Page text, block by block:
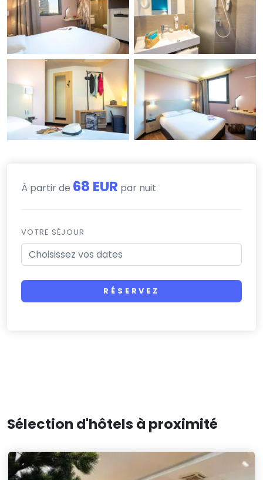
À partir de 68 EUR par nuit
VOTRE SÉJOUR
RÉSERVEZ
Sélection d'hôtels à proximité